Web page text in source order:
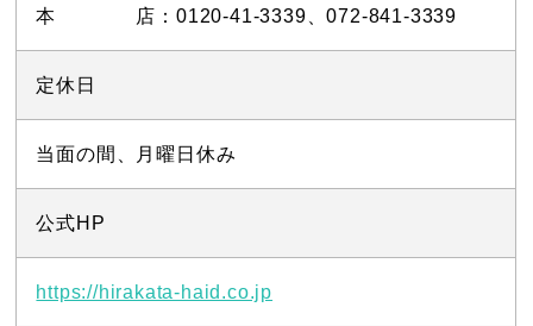
本 店：0120-41-3339、072-841-3339
定休日
当面の間、月曜日休み
公式HP
https://hirakata-haid.co.jp